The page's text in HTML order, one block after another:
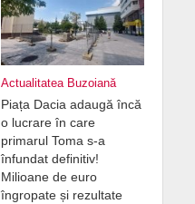
Actualitatea Buzoiană
Piața Dacia adaugă încă
o lucrare în care
primarul Toma s-a
înfundat definitiv!
Milioane de euro
îngropate și rezultate